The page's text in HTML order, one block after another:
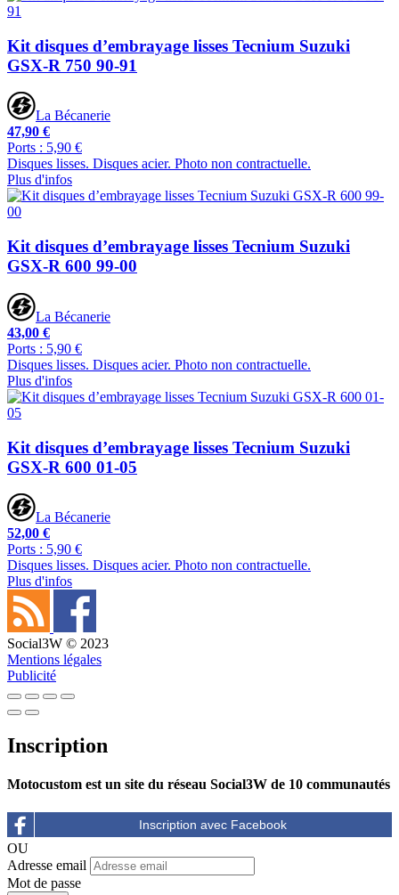
Kit disques d’embrayage lisses Tecnium Suzuki
GSX-R 750 90-91
La Bécanerie
47,90 €
Ports : 5,90 €
Disques lisses. Disques acier. Photo non contractuelle.
Plus d'infos
Kit disques d’embrayage lisses Tecnium Suzuki
GSX-R 600 99-00
La Bécanerie
43,00 €
Ports : 5,90 €
Disques lisses. Disques acier. Photo non contractuelle.
Plus d'infos
Kit disques d’embrayage lisses Tecnium Suzuki
GSX-R 600 01-05
La Bécanerie
52,00 €
Ports : 5,90 €
Disques lisses. Disques acier. Photo non contractuelle.
Plus d'infos
Social3W © 2023
Mentions légales
Publicité
Inscription
Motocustom est un site du réseau Social3W de 10 communautés
OU
Adresse email
Mot de passe